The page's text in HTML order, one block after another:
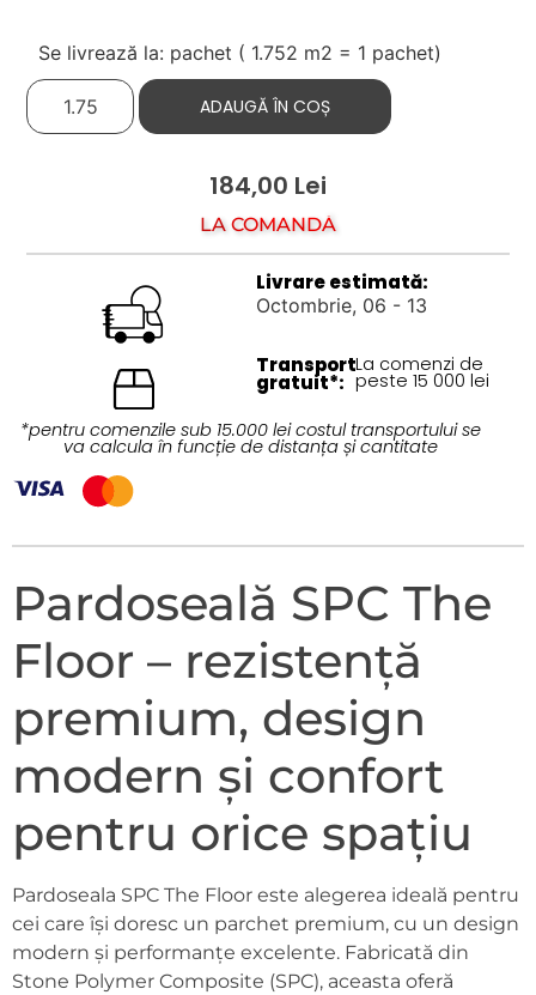
Se livrează la: pachet ( 1.752 m2 = 1 pachet)
ADAUGĂ ÎN COȘ
184,00 Lei
LA COMANDĂ
Livrare estimată:
Octombrie, 06 - 13
Transport
gratuit*:
La comenzi de
peste 15 000 lei
*pentru comenzile sub 15.000 lei costul transportului se
va calcula în funcție de distanța și cantitate
Pardoseală SPC The
Floor – rezistență
premium, design
modern și confort
pentru orice spațiu
Pardoseala SPC The Floor este alegerea ideală pentru
cei care își doresc un parchet premium, cu un design
modern și performanțe excelente. Fabricată din
Stone Polymer Composite (SPC), aceasta oferă